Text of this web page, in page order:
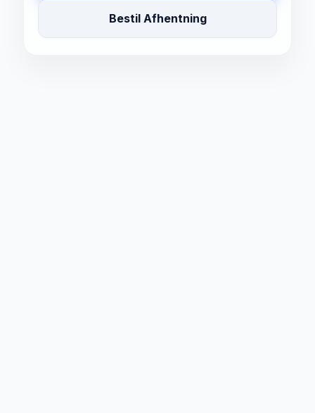
Bestil Afhentning